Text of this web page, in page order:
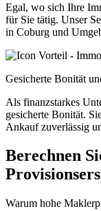
Egal, wo sich Ihre
für Sie tätig. Unser
in Coburg und
Gesicherte Bonität
Als finanzstarkes
gesicherte Bonität.
Ankauf zuverlässig
Berechnen
Warum hohe